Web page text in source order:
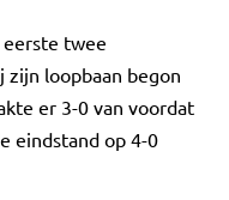
twee
zijn loopbaan begon
er 3-0 van voordat
eindstand op 4-0